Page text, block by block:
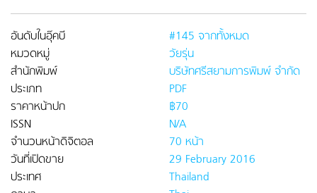
อันดับในอุ๊คบี
#145 จากทั้งหมด
หมวดหมู่
วัยรุ่น
สำนักพิมพ์
บริษัทศรีสยามการพิมพ์ จำกัด
ประเภท
PDF
ราคาหน้าปก
฿70
ISSN
N/A
จำนวนหน้าดิจิตอล
70 หน้า
วันที่เปิดขาย
29 February 2016
ประเทศ
Thailand